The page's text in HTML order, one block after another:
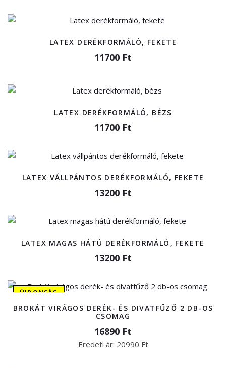
LATEX DERÉKFORMÁLÓ, FEKETE
11700 Ft
LATEX DERÉKFORMÁLÓ, BÉZS
11700 Ft
LATEX VÁLLPÁNTOS DERÉKFORMÁLÓ, FEKETE
13200 Ft
LATEX MAGAS HÁTÚ DERÉKFORMÁLÓ, FEKETE
13200 Ft
ÚJDONSÁG
BROKÁT VIRÁGOS DERÉK- ÉS DIVATFŰZŐ 2 DB-OS
CSOMAG
16890 Ft
Eredeti ár: 20990 Ft